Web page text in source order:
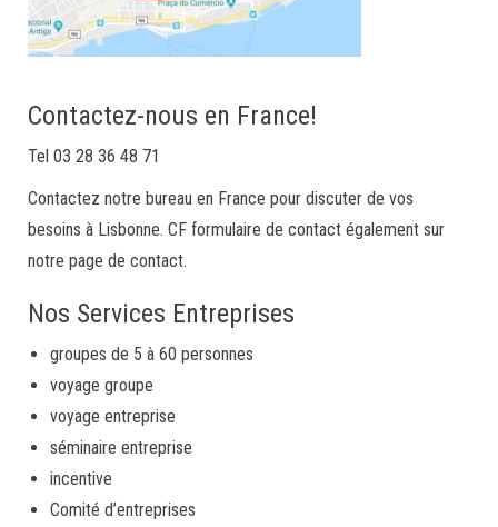
Contactez-nous en France!
Tel 03 28 36 48 71
Contactez notre bureau en France pour discuter de vos
besoins à Lisbonne. CF formulaire de contact également sur
notre page de contact.
Nos Services Entreprises
groupes de 5 à 60 personnes
voyage groupe
voyage entreprise
séminaire entreprise
incentive
Comité d’entreprises